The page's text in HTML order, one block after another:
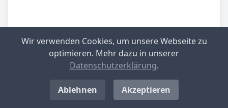
Wir verwenden Cookies, um unsere Webseite zu
optimieren. Mehr dazu in unserer
Datenschutzerklärung.
Ablehnen Akzeptieren